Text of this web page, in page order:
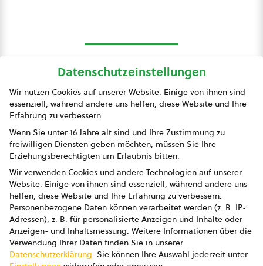
Presse
Impressum
Datenschutz
AGB
AGB Marketing GmbH
AGB Bildung
Newsletter
Datenschutzeinstellungen
Wir nutzen Cookies auf unserer Website. Einige von ihnen sind
essenziell, während andere uns helfen, diese Website und Ihre
Erfahrung zu verbessern.
Wenn Sie unter 16 Jahre alt sind und Ihre Zustimmung zu
freiwilligen Diensten geben möchten, müssen Sie Ihre
Erziehungsberechtigten um Erlaubnis bitten.
Wir verwenden Cookies und andere Technologien auf unserer
Website. Einige von ihnen sind essenziell, während andere uns
helfen, diese Website und Ihre Erfahrung zu verbessern.
Personenbezogene Daten können verarbeitet werden (z. B. IP-
Adressen), z. B. für personalisierte Anzeigen und Inhalte oder
Anzeigen- und Inhaltsmessung. Weitere Informationen über die
Verwendung Ihrer Daten finden Sie in unserer
Datenschutzerklärung. Sie können Ihre Auswahl jederzeit unter